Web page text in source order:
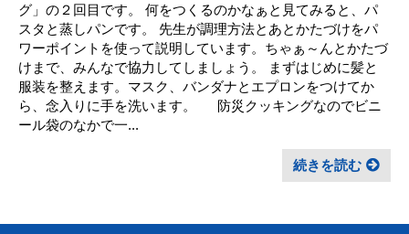
グ」の２回目です。 何をつくるのかなぁと見てみると、パ
スタと蒸しパンです。 先生が調理方法とあとかたづけをパ
ワーポイントを使って説明しています。ちゃぁ～んとかたづ
けまで、みんなで協力してしましょう。 まずはじめに髪と
服装を整えます。マスク、バンダナとエプロンをつけてか
ら、念入りに手を洗います。 防災クッキングなのでビニ
ール袋のなかで一...
続きを読む